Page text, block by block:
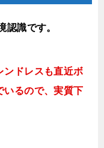
認識です。
ンドレスも直近ボ
いるので、実質下